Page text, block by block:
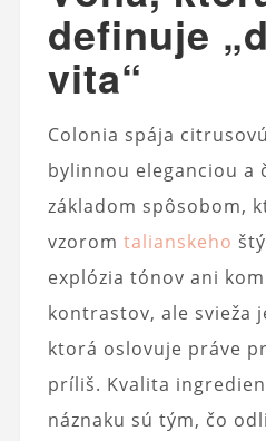
definuje
vita“
Colonia spája
bylinnou eleganciou a
základom spôsobom,
vzorom talianskeho
explózia tónov ani
kontrastov, ale svieža
ktorá oslovuje práve
príliš. Kvalita
náznaku sú tým, čo